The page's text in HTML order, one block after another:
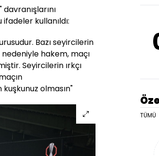
kullanıldı:
Bazı seyircilerin
nedeniyle hakem, maçı
Seyircilerin ırkçı
olmasın"
TÜMÜ